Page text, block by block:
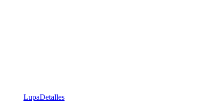
LupaDetalles